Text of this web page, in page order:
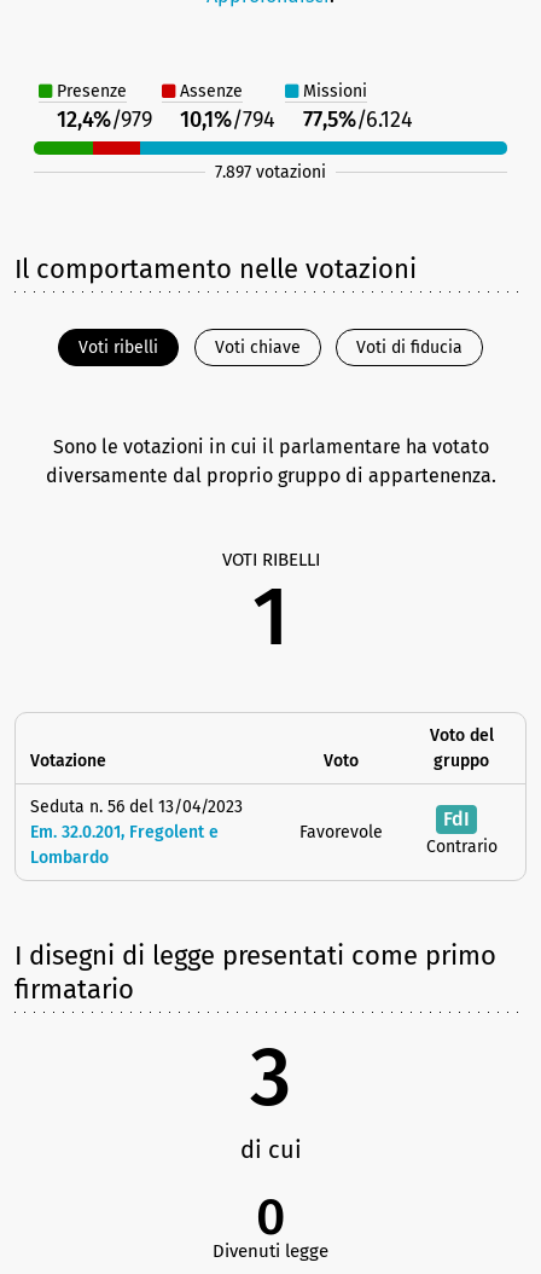
Presenze Assenze Missioni
12,4%/979 10,1%/794 77,5%/6.124
7.897 votazioni
Il comportamento nelle votazioni
Voti ribelli Voti chiave Voti di fiducia
Sono le votazioni in cui il parlamentare ha votato
diversamente dal proprio gruppo di appartenenza.
VOTI RIBELLI
1
Votazione Voto
Voto del
gruppo
Seduta n. 56 del 13/04/2023
Em. 32.0.201, Fregolent e
Lombardo
Favorevole
FdI
Contrario
I disegni di legge presentati come primo
firmatario
3
di cui
0
Divenuti legge